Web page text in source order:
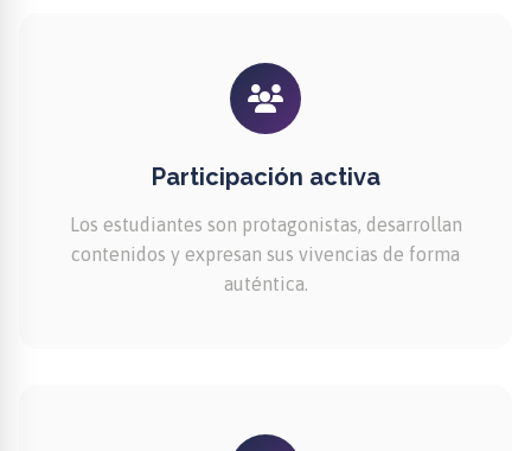
Participación activa
Los estudiantes son protagonistas, desarrollan
contenidos y expresan sus vivencias de forma
auténtica.